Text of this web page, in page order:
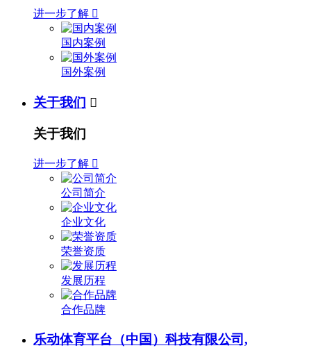
进一步了解 
国内案例
国外案例
关于我们 
关于我们
进一步了解 
公司简介
企业文化
荣誉资质
发展历程
合作品牌
乐动体育平台（中国）科技有限公司,